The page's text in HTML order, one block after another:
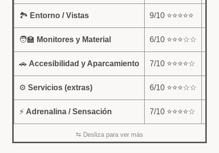
🏞️ Entorno / Vistas 9/10 ⭐⭐⭐⭐⭐
🧑‍🏫 Monitores y Material 6/10 ⭐⭐⭐☆☆
🚗 Accesibilidad y Aparcamiento 7/10 ⭐⭐⭐⭐☆
⚙️ Servicios (extras) 6/10 ⭐⭐⭐☆☆
⚡ Adrenalina / Sensación 7/10 ⭐⭐⭐⭐☆